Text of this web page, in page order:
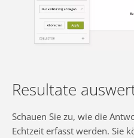
Resultate
Schauen Sie zu, wie die
Echtzeit erfasst werden. Sie